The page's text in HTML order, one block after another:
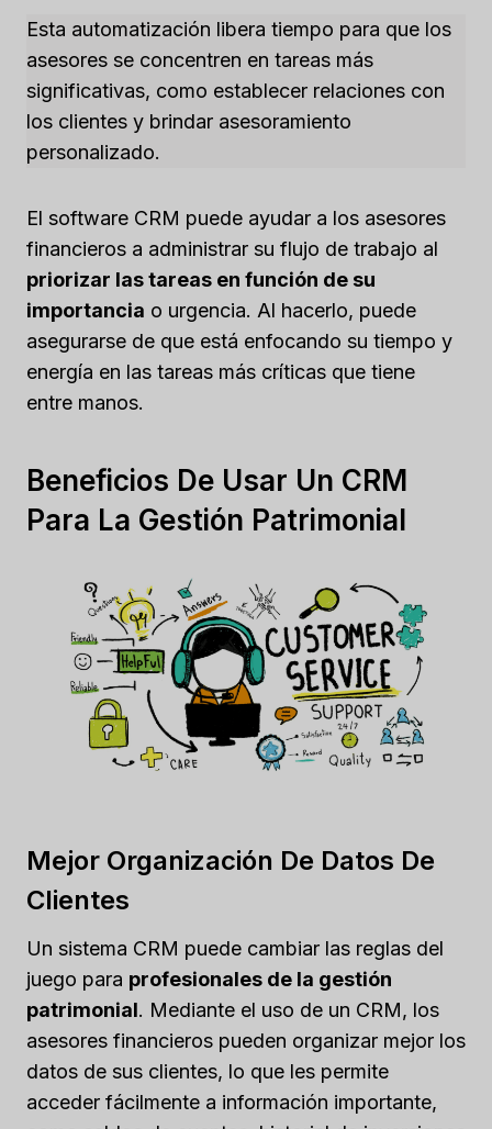
Esta automatización libera tiempo para que los
asesores se concentren en tareas más
significativas, como establecer relaciones con
los clientes y brindar asesoramiento
personalizado.
El software CRM puede ayudar a los asesores
financieros a administrar su flujo de trabajo al
priorizar las tareas en función de su
importancia o urgencia. Al hacerlo, puede
asegurarse de que está enfocando su tiempo y
energía en las tareas más críticas que tiene
entre manos.
Beneficios De Usar Un CRM
Para La Gestión Patrimonial
Mejor Organización De Datos De
Clientes
Un sistema CRM puede cambiar las reglas del
juego para profesionales de la gestión
patrimonial. Mediante el uso de un CRM, los
asesores financieros pueden organizar mejor los
datos de sus clientes, lo que les permite
acceder fácilmente a información importante,